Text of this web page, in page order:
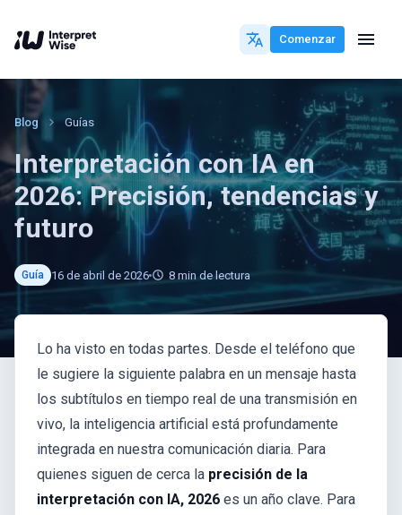
Comenzar
Blog Guías
Interpretación con IA en
2026: Precisión, tendencias y
futuro
Guía 16 de abril de 2026 8 min de lectura
Lo ha visto en todas partes. Desde el teléfono que
le sugiere la siguiente palabra en un mensaje hasta
los subtítulos en tiempo real de una transmisión en
vivo, la inteligencia artificial está profundamente
integrada en nuestra comunicación diaria. Para
quienes siguen de cerca la precisión de la
interpretación con IA, 2026 es un año clave. Para